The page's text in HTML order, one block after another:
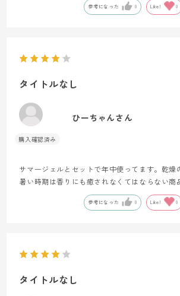
参考になった 0 Like! 0
タイトルなし
ひーちゃんさん
サマージェルとセットで年中使ってます。乾燥
暑い時期は香りにも癒されなくてはならない商
参考になった 0 Like! 0
タイトルなし